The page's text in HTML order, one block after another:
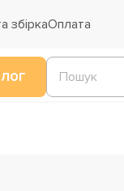
збіркаОплата